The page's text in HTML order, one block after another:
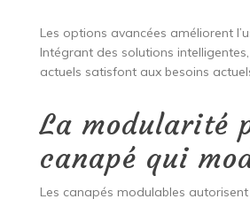
Les options avancées améliorent
Intégrant des solutions
actuels satisfont aux besoins
La modularité
canapé qui
Les canapés modulables